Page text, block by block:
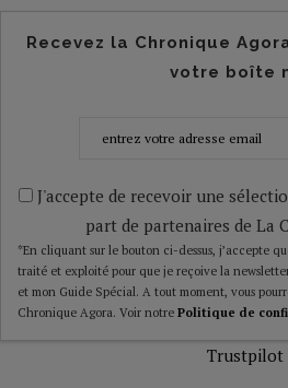
Recevez la Chronique
votre boîte
J'accepte de recevoir une
part de partenaires de La
*En cliquant sur le bouton ci-dessus, j’accepte
traité et exploité pour que je reçoive la
et mon Guide Spécial. A tout moment, vous
Chronique Agora. Voir notre Politique de
Trustpilot